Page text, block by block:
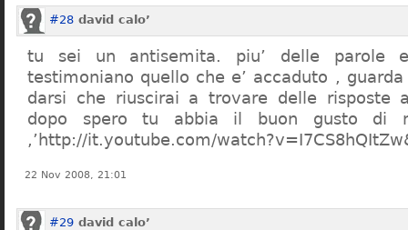
#28 david calo’
tu sei un antisemita. piu’ delle parole
testimoniano quello che e’ accaduto , guarda
darsi che riuscirai a trovare delle risposte
dopo spero tu abbia il buon gusto di
,’http://it.youtube.com/
22 Nov 2008, 21:01
#29 david calo’